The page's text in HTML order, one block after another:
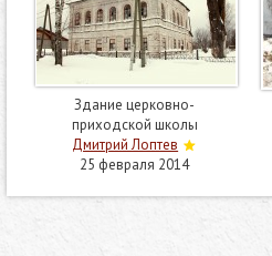
Здание церковно-
приходской школы
Дмитрий Лоптев
25 февраля 2014